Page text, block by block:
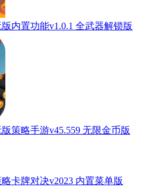
内置功能v1.0.1 全武器解锁版
策略手游v45.559 无限金币版